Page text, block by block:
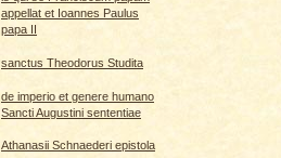
appellat et Ioannes Paulus
papa II
sanctus Theodorus Studita
de imperio et genere humano
Sancti Augustini sententiae
Athanasii Schnaederi epistola